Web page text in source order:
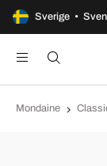
Sverige •
100 dagars öppet
Mondaine